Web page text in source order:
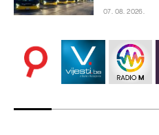
07. 08. 2026.